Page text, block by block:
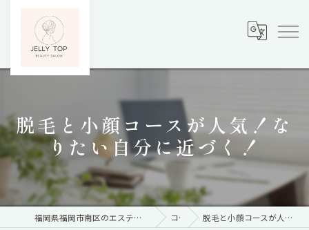
脱毛と小顔コースが人気！な
りたい自分に近づく！
福岡県福岡市南区のエステならBody care&脱毛サロン Jelly Top コラム 脱毛と小顔コースが人気！なりたい自分に近づく！